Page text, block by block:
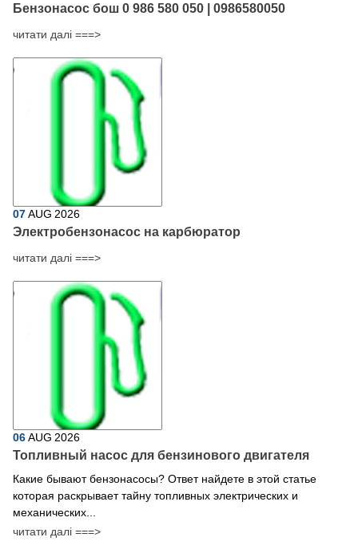
Бензонасос бош 0 986 580 050 | 0986580050
читати далі ===>
07AUG 2026
Электробензонасос на карбюратор
читати далі ===>
06AUG 2026
Топливный насос для бензинового двигателя
Какие бывают бензонасосы? Ответ найдете в этой статье
которая раскрывает тайну топливных электрических и
механических...
читати далі ===>